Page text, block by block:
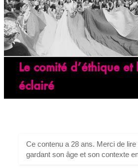
Le comité d’éthique et
éclairé
Ce contenu a 28 ans. Merci de
gardant son âge et son contexte